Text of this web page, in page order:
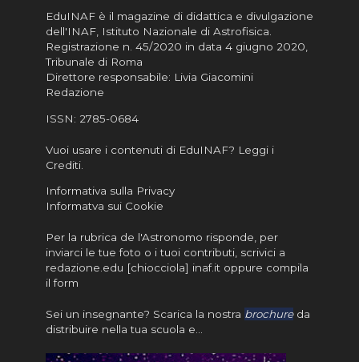
EduINAF è il magazine di didattica e divulgazione
dell'INAF, Istituto Nazionale di Astrofisica.
Registrazione n. 45/2020 in data 4 giugno 2020,
Tribunale di Roma
Direttore responsabile: Livia Giacomini
Redazione
ISSN: 2785-0684
Vuoi usare i contenuti di EduINAF? Leggi i
Crediti.
Informativa sulla Privacy
Informatva sui Cookie
Per la rubrica de l'Astronomo risponde, per
inviarci le tue foto o i tuoi contributi, scrivici a
redazione.edu [chiocciola] inaf.it oppure compila
il form
Sei un insegnante? Scarica la nostra brochureda
distribuire nella tua scuola e…